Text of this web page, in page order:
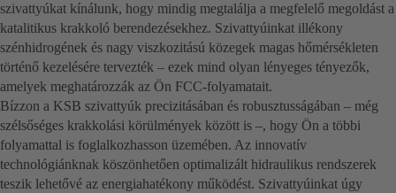
szivattyúkat kínálunk, hogy mindig megtalálja a megfelelő megoldást a
katalitikus krakkoló berendezésekhez. Szivattyúinkat illékony
szénhidrogének és nagy viszkozitású közegek magas hőmérsékleten
történő kezelésére tervezték – ezek mind olyan lényeges tényezők,
amelyek meghatározzák az Ön FCC-folyamatait.
Bízzon a KSB szivattyúk precizitásában és robusztusságában – még
szélsőséges krakkolási körülmények között is –, hogy Ön a többi
folyamattal is foglalkozhasson üzemében. Az innovatív
technológiánknak köszönhetően optimalizált hidraulikus rendszerek
teszik lehetővé az energiahatékony működést. Szivattyúinkat úgy